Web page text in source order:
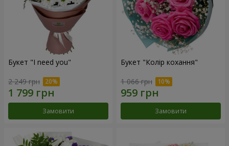
Букет "I need you"
2 249 грн
Замовити
Букет "Колір кохання"
1 066 грн
Замовити